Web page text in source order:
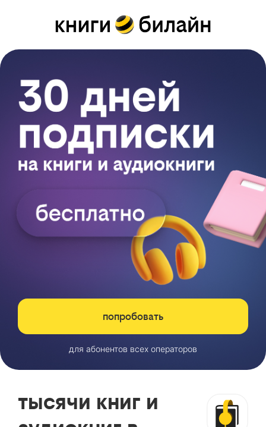
попробовать
для абонентов всех операторов
тысячи книг и